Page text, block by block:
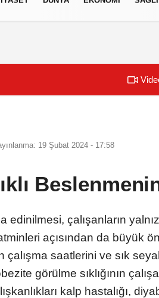
19 Şubat 2024 - 17:58
edinilmesi, çalışanların
açısından da büyük
çalışma saatlerini ve sık
görülme sıklığının
kalp hastalığı,